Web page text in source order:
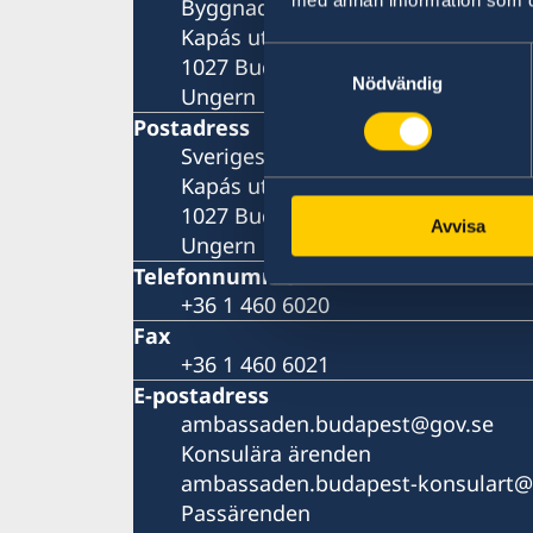
Nödvändig
Avvisa
Byggnad B, plan 4
Kapás utca 6-12
1027 Budapest
Ungern
Postadress
Sveriges ambassad
Kapás utca 6-12
1027 Budapest
Ungern
Telefonnummer
+36 1 460 6020
Fax
+36 1 460 6021
E-postadress
ambassaden.budapest@gov.se
Konsulära ärenden
ambassaden.budapest-
Passärenden